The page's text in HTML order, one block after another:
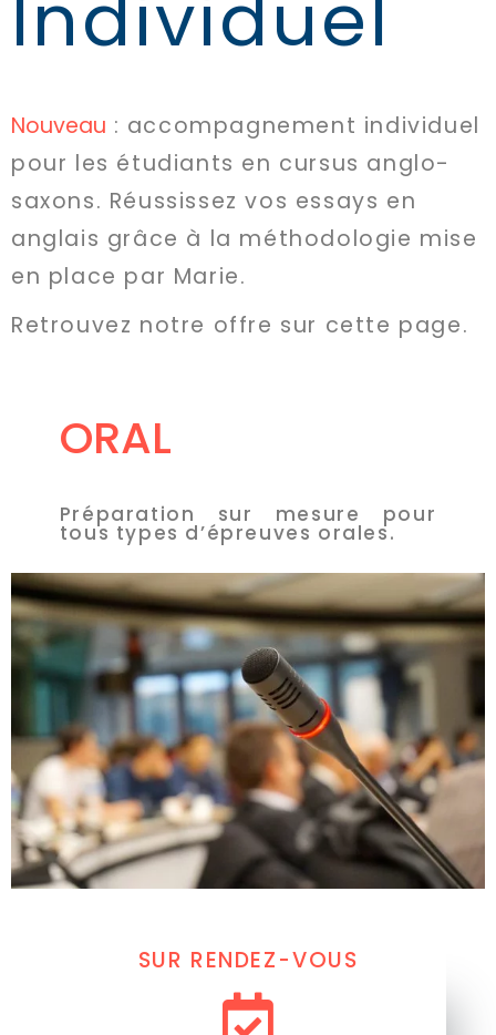
Individuel
Nouveau : accompagnement individuel
pour les étudiants en cursus anglo-
saxons. Réussissez vos essays en
anglais grâce à la méthodologie mise
en place par Marie.
Retrouvez notre offre sur cette page.
ORAL
Préparation sur mesure pour
tous types d’épreuves orales.
SUR RENDEZ-VOUS